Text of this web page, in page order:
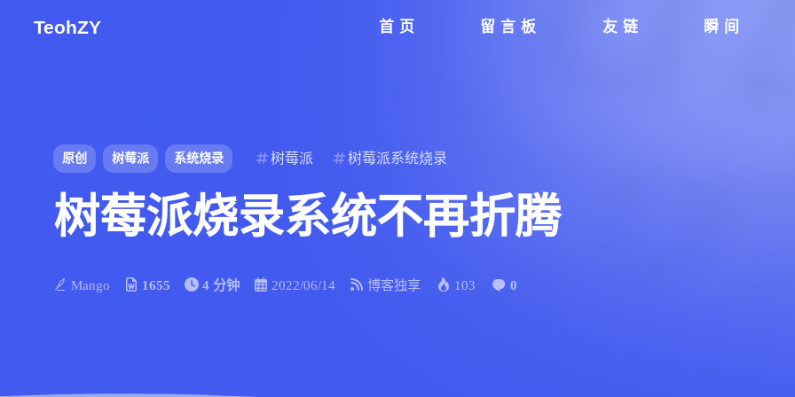
TeohZY 首页 留言板 友链 瞬间
原创 树莓派 系统烧录 树莓派 树莓派系统烧录
树莓派烧录系统不再折腾
Mango 1655 4 分钟 2022/06/14 博客独享 103 0